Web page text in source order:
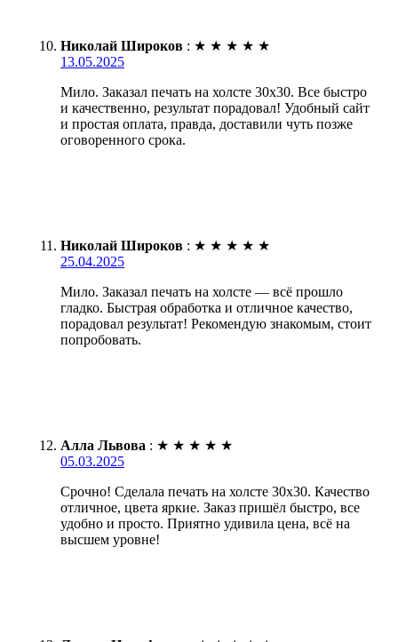
Николай Широков : ★ ★ ★ ★ ★
13.05.2025
Мило. Заказал печать на холсте 30х30. Все быстро
и качественно, результат порадовал! Удобный сайт
и простая оплата, правда, доставили чуть позже
оговоренного срока.
Николай Широков : ★ ★ ★ ★ ★
25.04.2025
Мило. Заказал печать на холсте — всё прошло
гладко. Быстрая обработка и отличное качество,
порадовал результат! Рекомендую знакомым, стоит
попробовать.
Алла Львова : ★ ★ ★ ★ ★
05.03.2025
Срочно! Сделала печать на холсте 30х30. Качество
отличное, цвета яркие. Заказ пришёл быстро, все
удобно и просто. Приятно удивила цена, всё на
высшем уровне!